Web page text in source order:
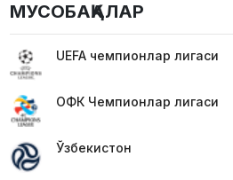
МУСОБАҚАЛАР
UEFA чемпионлар лигаси
ОФК Чемпионлар лигаси
Ўзбекистон